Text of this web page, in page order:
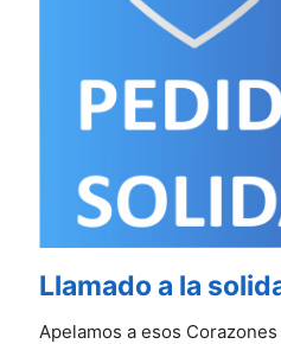
Llamado a la
​​​​​Apelamos a esos